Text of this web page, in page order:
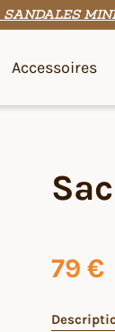
SANDALES
Accessoires
79€